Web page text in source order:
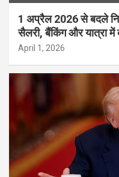
1 अप्रैल 2026 से बदले
सैलरी, बैंकिंग और यात्रा में
April 1, 2026